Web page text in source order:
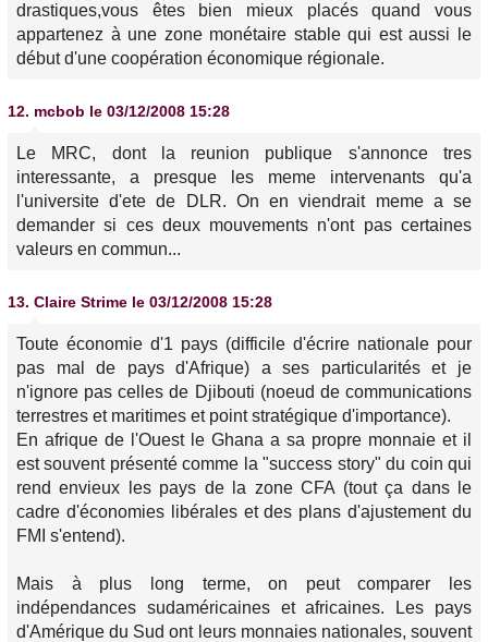
drastiques,vous êtes bien mieux placés quand vous
appartenez à une zone monétaire stable qui est aussi le
début d'une coopération économique régionale.
12. mcbob le 03/12/2008 15:28
Le MRC, dont la reunion publique s'annonce tres
interessante, a presque les meme intervenants qu'a
l'universite d'ete de DLR. On en viendrait meme a se
demander si ces deux mouvements n'ont pas certaines
valeurs en commun...
13. Claire Strime le 03/12/2008 15:28
Toute économie d'1 pays (difficile d'écrire nationale pour
pas mal de pays d'Afrique) a ses particularités et je
n'ignore pas celles de Djibouti (noeud de communications
terrestres et maritimes et point stratégique d'importance).
En afrique de l'Ouest le Ghana a sa propre monnaie et il
est souvent présenté comme la "success story" du coin qui
rend envieux les pays de la zone CFA (tout ça dans le
cadre d'économies libérales et des plans d'ajustement du
FMI s'entend).
Mais à plus long terme, on peut comparer les
indépendances sudaméricaines et africaines. Les pays
d'Amérique du Sud ont leurs monnaies nationales, souvent